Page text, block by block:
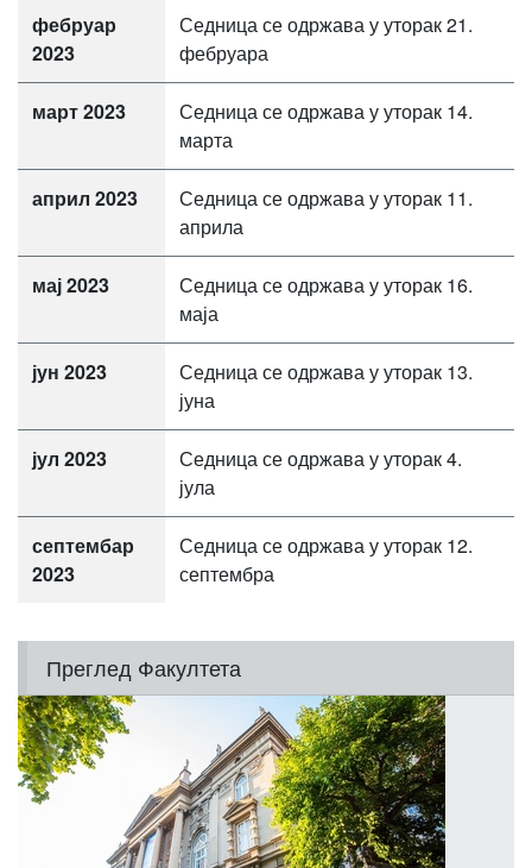
Преглед Факултета
фебруар
2023
Седница се одржава у уторак 21.
фебруара
март 2023
Седница се одржава у уторак 14.
марта
април 2023
Седница се одржава у уторак 11.
априла
мај 2023
Седница се одржава у уторак 16.
маја
јун 2023
Седница се одржава у уторак 13.
јуна
јул 2023
Седница се одржава у уторак 4.
јула
септембар
2023
Седница се одржава у уторак 12.
септембра